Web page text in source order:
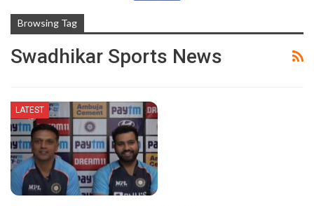
Browsing Tag
Swadhikar Sports News
LATEST